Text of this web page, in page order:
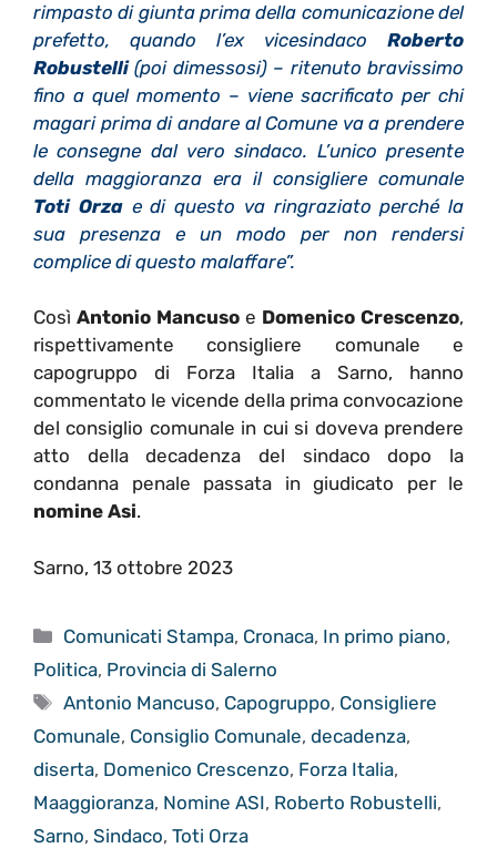
rimpasto di giunta prima della comunicazione del
prefetto, quando l’ex vicesindaco Roberto
Robustelli(poi dimessosi) – ritenuto bravissimo
fino a quel momento – viene sacrificato per chi
magari prima di andare al Comune va a prendere
le consegne dal vero sindaco. L’unico presente
della maggioranza era il consigliere comunale
Toti Orzae di questo va ringraziato perché la
sua presenza e un modo per non rendersi
complice di questo malaffare”.
Così Antonio Mancuso e Domenico Crescenzo,
rispettivamente consigliere comunale e
capogruppo di Forza Italia a Sarno, hanno
commentato le vicende della prima convocazione
del consiglio comunale in cui si doveva prendere
atto della decadenza del sindaco dopo la
condanna penale passata in giudicato per le
nomine Asi.
Sarno, 13 ottobre 2023
Categorie
Comunicati Stampa, Cronaca, In primo piano,
Politica, Provincia di Salerno
Tag
Antonio Mancuso, Capogruppo, Consigliere
Comunale, Consiglio Comunale, decadenza,
diserta, Domenico Crescenzo, Forza Italia,
Maaggioranza, Nomine ASI, Roberto Robustelli,
Sarno, Sindaco, Toti Orza